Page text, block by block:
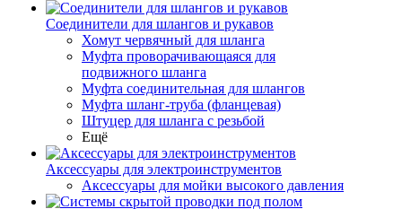
Соединители для шлангов и рукавов
Хомут червячный для шланга
Муфта проворачивающаяся для
подвижного шланга
Муфта соединительная для шлангов
Муфта шланг-труба (фланцевая)
Штуцер для шланга с резьбой
Ещё
Аксессуары для электроинструментов
Аксессуары для мойки высокого давления